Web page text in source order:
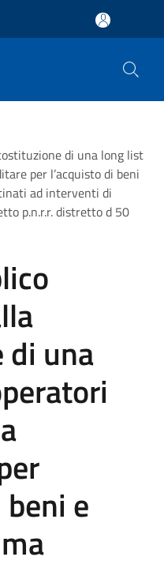
di una long list
per l’acquisto di beni
ad interventi di
p.n.r.r. distretto d 50
una
e